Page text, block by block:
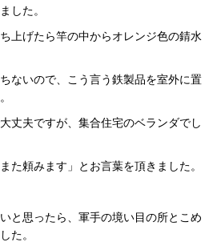
した。
上げたら竿の中からオレンジ色の錆水
ないので、こう言う鉄製品を室外に置
丈夫ですが、集合住宅のベランダでし
た頼みます」とお言葉を頂きました。
と思ったら、軍手の境い目の所とこめ
た。